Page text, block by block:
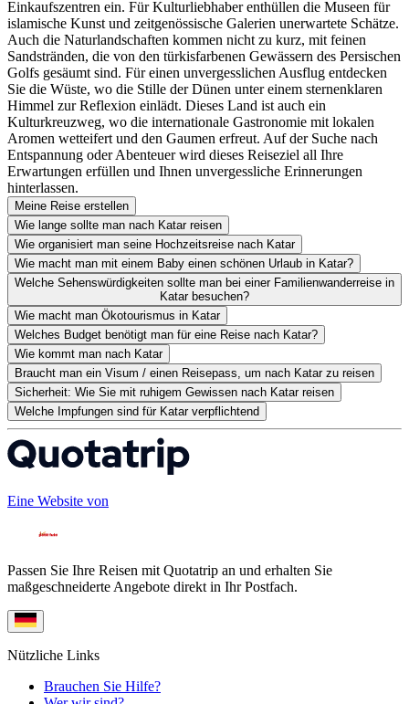
Einkaufszentren ein. Für Kulturliebhaber enthüllen die Museen für
islamische Kunst und zeitgenössische Galerien unerwartete Schätze.
Auch die Naturlandschaften kommen nicht zu kurz, mit feinen
Sandstränden, die von den türkisfarbenen Gewässern des Persischen
Golfs gesäumt sind. Für einen unvergesslichen Ausflug entdecken
Sie die Wüste, wo die Stille der Dünen unter einem sternenklaren
Himmel zur Reflexion einlädt. Dieses Land ist auch ein
Kulturkreuzweg, wo die internationale Gastronomie mit lokalen
Aromen wetteifert und den Gaumen erfreut. Auf der Suche nach
Entspannung oder Abenteuer wird dieses Reiseziel all Ihre
Erwartungen erfüllen und Ihnen unvergessliche Erinnerungen
hinterlassen.
Meine Reise erstellen
Wie lange sollte man nach Katar reisen
Wie organisiert man seine Hochzeitsreise nach Katar
Wie macht man mit einem Baby einen schönen Urlaub in Katar?
Welche Sehenswürdigkeiten sollte man bei einer Familienwanderreise in
Katar besuchen?
Wie macht man Ökotourismus in Katar
Welches Budget benötigt man für eine Reise nach Katar?
Wie kommt man nach Katar
Braucht man ein Visum / einen Reisepass, um nach Katar zu reisen
Sicherheit: Wie Sie mit ruhigem Gewissen nach Katar reisen
Welche Impfungen sind für Katar verpflichtend
Eine Website von
Passen Sie Ihre Reisen mit Quotatrip an und erhalten Sie
maßgeschneiderte Angebote direkt in Ihr Postfach.
Nützliche Links
Brauchen Sie Hilfe?